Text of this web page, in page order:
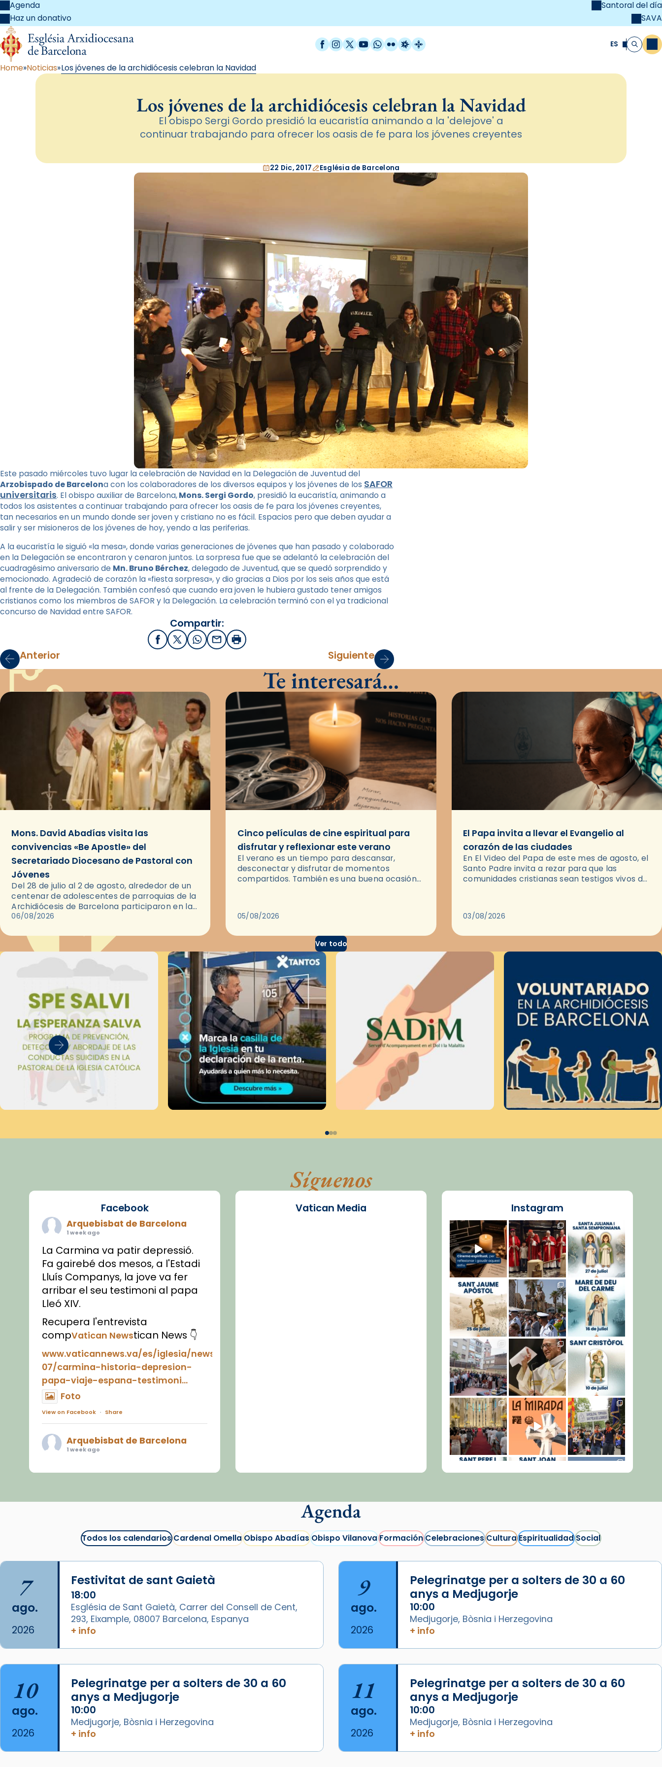
Agenda
Haz un donativo
Santoral del día
SAVA
Facebook
Instagram
X / Twitter
YouTube
WhatsApp
FlickrRadio Estel
Catalunya Cristiana ES Buscar
Home Noticias Los jóvenes de la archidiócesis celebran la Navidad
Los jóvenes de la archidiócesis celebran la Navidad
El obispo Sergi Gordo presidió la eucaristía animando a la 'delejove' a
continuar trabajando para ofrecer los oasis de fe para los jóvenes creyentes
22 Dic, 2017 Església de Barcelona
Este pasado miércoles tuvo lugar la celebración de Navidad en la Delegación de Juventud del
Arzobispado de Barcelona con los colaboradores de los diversos equipos y los jóvenes de los SAFOR
universitaris. El obispo auxiliar de Barcelona,​​Mons. Sergi Gordo, presidió la eucaristía, animando a
todos los asistentes a continuar trabajando para ofrecer los oasis de fe para los jóvenes creyentes,
tan necesarios en un mundo donde ser joven y cristiano no es fácil. Espacios pero que deben ayudar a
salir y ser misioneros de los jóvenes de hoy, yendo a las periferias.
A la eucaristía le siguió «la mesa», donde varias generaciones de jóvenes que han pasado y colaborado
en la Delegación se encontraron y cenaron juntos. La sorpresa fue que se adelantó la celebración del
cuadragésimo aniversario de Mn. Bruno Bérchez, delegado de Juventud, que se quedó sorprendido y
emocionado. Agradeció de corazón la «fiesta sorpresa», y dio gracias a Dios por los seis años que está
al frente de la Delegación. También confesó que cuando era joven le hubiera gustado tener amigos
cristianos como los miembros de SAFOR y la Delegación. La celebración terminó con el ya tradicional
concurso de Navidad entre SAFOR.
Compartir:
FacebookX / Twitter
WhatsApp
EmailImprimir
Anterior Siguiente
Te interesará…
Mons. David Abadías visita las
convivencias «Be Apostle» del
Secretariado Diocesano de Pastoral con
Jóvenes
Del 28 de julio al 2 de agosto, alrededor de un
centenar de adolescentes de parroquias de la
Archidiócesis de Barcelona participaron en las
convivencias Be Apostle, organizadas por el
06/08/2026
Cinco películas de cine espiritual para
disfrutar y reflexionar este verano
El verano es un tiempo para descansar,
desconectar y disfrutar de momentos
compartidos. También es una buena ocasión
05/08/2026
El Papa invita a llevar el Evangelio al
corazón de las ciudades
En El Video del Papa de este mes de agosto, el
Santo Padre invita a rezar para que las
comunidades cristianas sean testigos vivos del
03/08/2026
Ver todo
Síguenos
Facebook
Arquebisbat de Barcelona
1 week ago
La Carmina va patir depressió.
Fa gairebé dos mesos, a l'Estadi
Lluís Companys, la jove va fer
arribar el seu testimoni al papa
Lleó XIV.
Recupera l'entrevista
compVatican Newstican News 👇
www.vaticannews.va/es/iglesia/news/2026-
07/carmina-historia-depresion-
papa-viaje-espana-testimoni...
Foto
View on Facebook · Share
Arquebisbat de Barcelona
1 week ago
juliol la missa de Les Santes de
📸 J. Merino
Foto
View on Facebook · Share
Arquebisbat de Barcelonais at
1 week ago
Aquest dilluns, 27 de juliol, ha
tingut lloc la missa d’acció de
gràcies en agraïment al comitè
organitzador de la visita
apostòlica del Sant Pare Lleó XIV
a Barcelona, i als col·laboradors,
Vatican Media Instagram
Cargar más...
Agenda
Todos los calendariosCardenal OmellaObispo AbadíasObispo VilanovaFormaciónCelebracionesCulturaEspiritualidadSocial
7
ago.
2026
Festivitat de sant Gaietà
18:00
Església de Sant Gaietà, Carrer del Consell de Cent,
293, Eixample, 08007 Barcelona, Espanya
+ info
9
ago.
2026
Pelegrinatge per a solters de 30 a 60
anys a Medjugorje
10:00
Medjugorje, Bòsnia i Herzegovina
+ info
10
ago.
2026
Pelegrinatge per a solters de 30 a 60
anys a Medjugorje
10:00
Medjugorje, Bòsnia i Herzegovina
+ info
11
ago.
2026
Pelegrinatge per a solters de 30 a 60
anys a Medjugorje
10:00
Medjugorje, Bòsnia i Herzegovina
+ info